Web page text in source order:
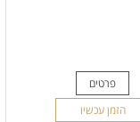
פרטים
הזמן עכשיו